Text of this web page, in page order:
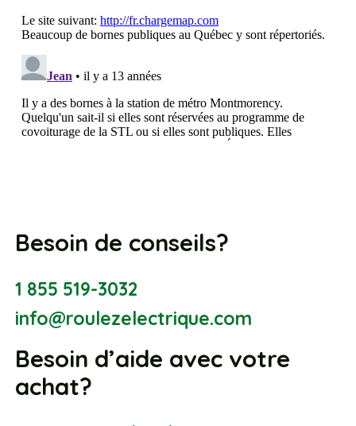
Besoin de conseils?
1 855 519-3032
info@roulezelectrique.com
Besoin d’aide avec votre
achat?